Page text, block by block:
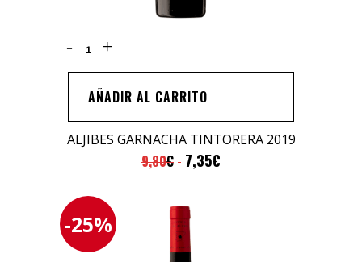
Aljibes
TintoreraAÑADIR AL CARRITO
ALJIBES GARNACHA TINTORERA 2019
9,80€ 7,35€
-25%